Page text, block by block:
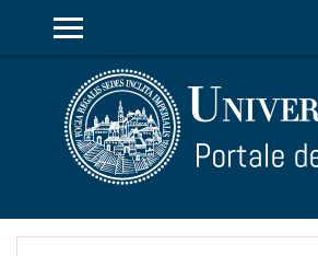
SIDE PANEL